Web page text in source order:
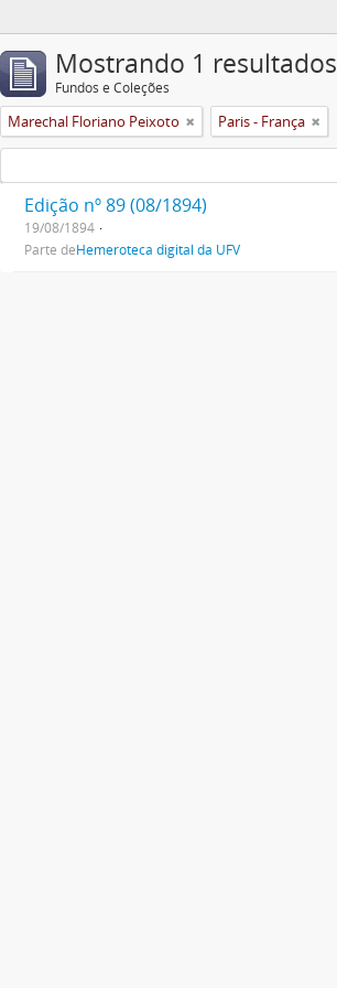
Mostrando 1 resultados
Fundos e Coleções
Marechal Floriano Peixoto Paris - França
Edição nº 89 (08/1894)
19/08/1894
Parte deHemeroteca digital da UFV